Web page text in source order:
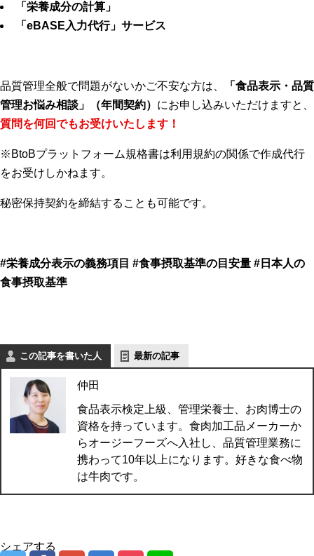
「 栄養成分の計算 」
「 eBASE入力代行」サービス
品質管理全般で問題がないかご不安な方は、 「 食品表示・品質
管理お悩み相談 」（年間契約） にお申し込みいただけますと、
質問を何回でもお受けいたします！
※BtoBプラットフォーム規格書は利用規約の関係で作成代行
をお受けしかねます。
秘密保持契約を締結することも可能です。
#栄養成分表示の義務項目 #食事摂取基準の目安量 #日本人の
食事摂取基準
この記事を書いた人 最新の記事
仲田
食品表示検定上級、管理栄養士、お肉博士の
資格を持っています。食肉加工品メーカーか
らオージーフーズへ入社し、品質管理業務に
携わって10年以上になります。好きな食べ物
は牛肉です。
シェアする